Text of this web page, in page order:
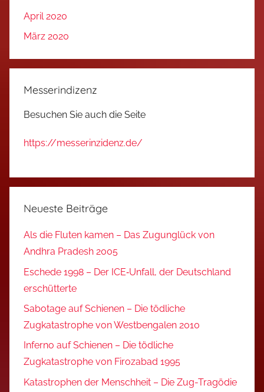
April 2020
März 2020
Messerindizenz
Besuchen Sie auch die Seite
https://messerinzidenz.de/
Neueste Beiträge
Als die Fluten kamen – Das Zugunglück von
Andhra Pradesh 2005
Eschede 1998 – Der ICE‑Unfall, der Deutschland
erschütterte
Sabotage auf Schienen – Die tödliche
Zugkatastrophe von Westbengalen 2010
Inferno auf Schienen – Die tödliche
Zugkatastrophe von Firozabad 1995
Katastrophen der Menschheit – Die Zug-Tragödie